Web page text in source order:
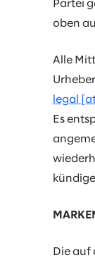
Partei
oben
Alle
legal
Es
Die auf